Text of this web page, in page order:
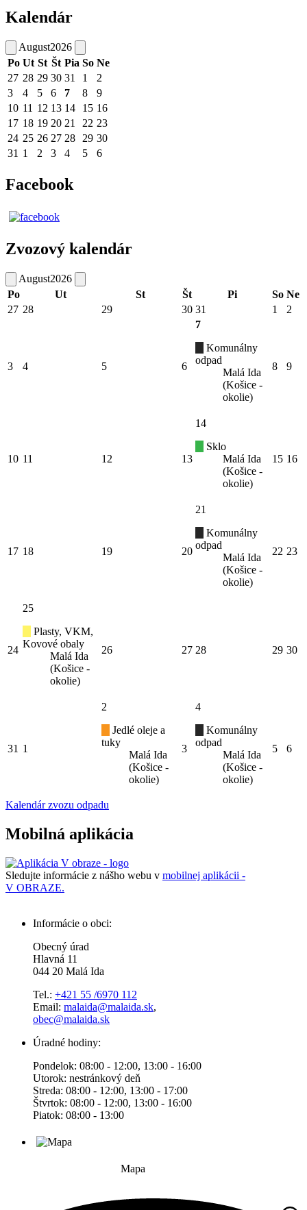
Kalendár
August2026
Po Ut St Št Pia So Ne
27 28 29 30 31 1
2
3
4 5 6 7 8
9
10 11 12 13 14 15 16
17 18 19 20 21 22 23
24 25 26 27 28 29 30
31 1 2 3 4 5 6
Facebook
Zvozový kalendár
August2026
Po
Ut St Št Pi So Ne
27 28 29 30 31 1 2
3 4 5 6
7
Komunálny
odpad
Malá Ida
(Košice -
okolie)
8 9
10 11 12 13
14
Sklo
Malá Ida
(Košice -
okolie)
15 16
17 18 19 20
21
Komunálny
odpad
Malá Ida
(Košice -
okolie)
22 23
24
25
Plasty, VKM,
Kovové obaly
Malá Ida
(Košice -
okolie)
26 27 28 29 30
31 1
2
Jedlé oleje a
tuky
Malá Ida
(Košice -
okolie)
3
4
Komunálny
odpad
Malá Ida
(Košice -
okolie)
5 6
Kalendár zvozu odpadu
Mobilná aplikácia
Sledujte informácie z nášho webu v mobilnej aplikácii -
V OBRAZE.
Informácie o obci:
Obecný úrad
Hlavná 11
044 20 Malá Ida
Tel.: +421 55 /6970 112
Email: malaida@malaida.sk,
obec@malaida.sk
Úradné hodiny:
Pondelok: 08:00 - 12:00, 13:00 - 16:00
Utorok: nestránkový deň
Streda: 08:00 - 12:00, 13:00 - 17:00
Štvrtok: 08:00 - 12:00, 13:00 - 16:00
Piatok: 08:00 - 13:00
Mapa